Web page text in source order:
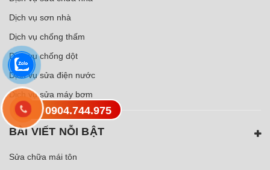
Dịch vụ sơn nhà
Dịch vụ chống thấm
Dịch vụ chống dột
Dịch vụ sửa điện nước
Dịch vụ sửa máy bơm
BÀI VIẾT NỖI BẬT
Sửa chữa mái tôn
0904.744.975